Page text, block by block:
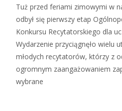
Tuż przed feriami zimowymi w
odbył się pierwszy etap
Konkursu Recytatorskiego dla
Wydarzenie przyciągnęło wielu
młodych recytatorów, którzy z
ogromnym zaangażowaniem
wybrane